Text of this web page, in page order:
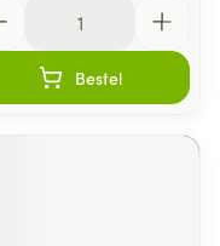
Bestel